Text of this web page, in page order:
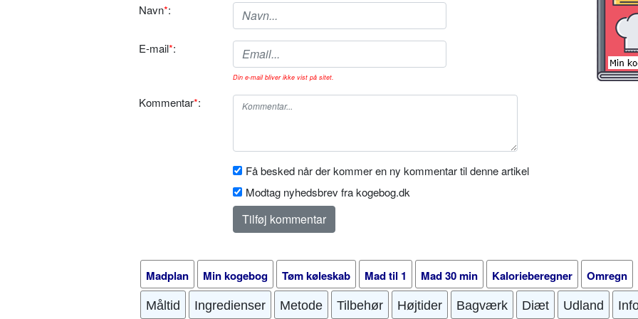
Navn*:
E-mail*:
Din e-mail bliver ikke vist på sitet.
Kommentar*:
Få besked når der kommer en ny kommentar til denne artikel
Modtag nyhedsbrev fra kogebog.dk
Madplan Min kogebog Tøm køleskab Mad til 1 Mad 30 min Kalorieberegner Omregn
Måltid Ingredienser Metode Tilbehør Højtider Bagværk Diæt Udland